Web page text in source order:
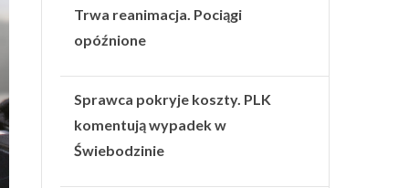
Trwa reanimacja. Pociągi
opóźnione
Sprawca pokryje koszty. PLK
komentują wypadek w
Świebodzinie